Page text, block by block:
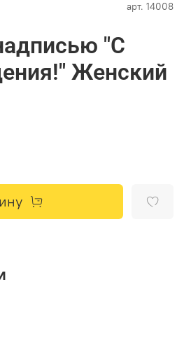
арт. 14008
"С
Женский